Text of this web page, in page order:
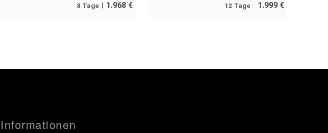
8 Tage 1.968 € 12 Tage 1.999 €
Informationen